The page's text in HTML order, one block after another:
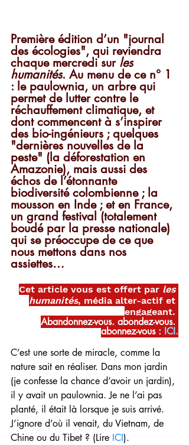
Première édition d’un "journal
des écologies", qui reviendra
chaque mercredi sur les
humanités. Au menu de ce n° 1
: le paulownia, un arbre qui
permet de lutter contre le
réchauffement climatique, et
dont commencent à s’inspirer
des bio-ingénieurs ; quelques
"dernières nouvelles de la
peste" (la déforestation en
Amazonie), mais aussi des
échos de l’étonnante
biodiversité colombienne ; la
mousson en Inde ; et en France,
un grand festival (totalement
boudé par la presse nationale)
qui se préoccupe de ce que
nous mettons dans nos
assiettes…
Cet article vous est offert par les
humanités, média alter-actif et
engageant.
Abandonnez-vous, abondez-vous,
abonnez-vous : ICI.
C’est une sorte de miracle, comme la
nature sait en réaliser. Dans mon jardin
(je confesse la chance d’avoir un jardin),
il y avait un paulownia. Je ne l’ai pas
planté, il était là lorsque je suis arrivé.
J’ignore d’où il venait, du Vietnam, de
Chine ou du Tibet ? (Lire ICI).